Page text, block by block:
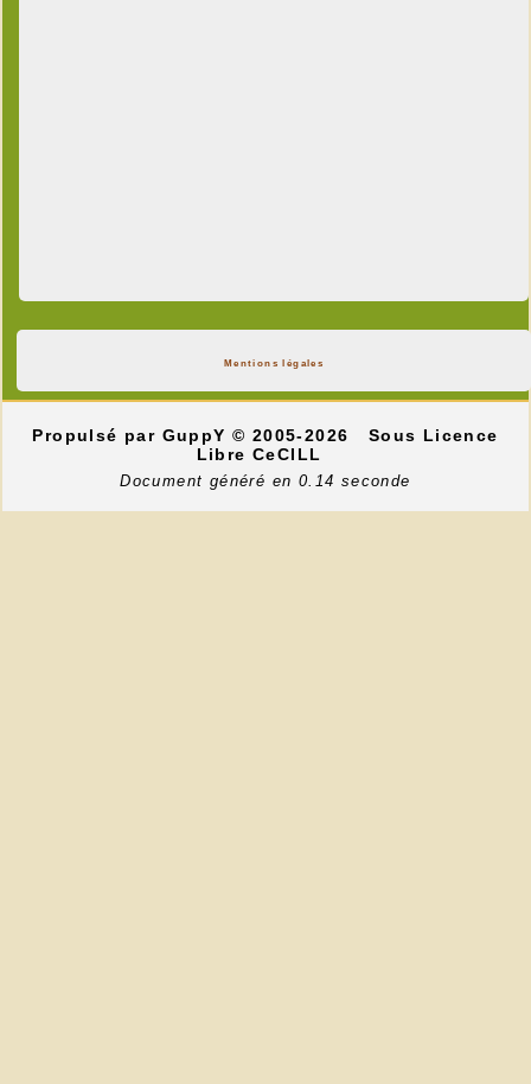
Mentions légales
Propulsé par GuppY© 2005-2026
Sous Licence
Libre CeCILL
Document généré en 0.14 seconde